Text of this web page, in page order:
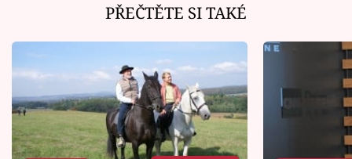
Sledujte nás
PŘEČTĚTE SI TAKÉ